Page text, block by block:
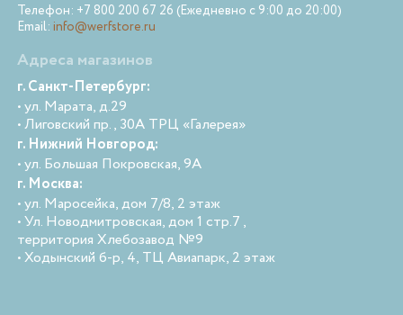
Телефон: +7 800 200 67 26 (Ежедневно с 9:00 до 20:00)
Email: info@werfstore.ru
Адреса магазинов
г. Санкт-Петербург:
• ул. Марата, д.29
• Лиговский пр., 30А ТРЦ «Галерея»
г. Нижний Новгород:
• ул. Большая Покровская, 9А
г. Москва:
• ул. Маросейка, дом 7/8, 2 этаж
• Ул. Новодмитровская, дом 1 стр.7 ,
территория Хлебозавод №9
• Ходынский б-р, 4, ТЦ Авиапарк, 2 этаж